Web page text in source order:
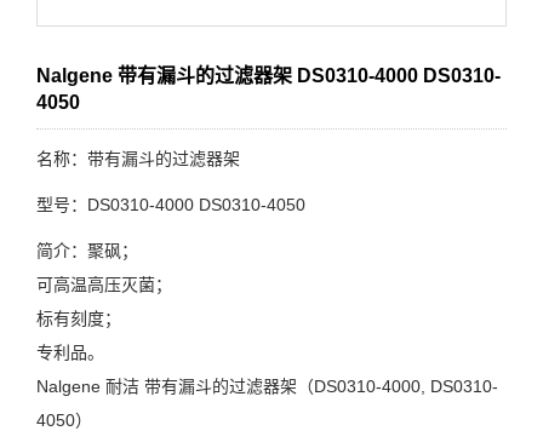
Nalgene 带有漏斗的过滤器架 DS0310-4000 DS0310-
4050
名称：带有漏斗的过滤器架
型号：DS0310-4000 DS0310-4050
简介：聚砜；
可高温高压灭菌；
标有刻度；
专利品。
Nalgene 耐洁 带有漏斗的过滤器架（DS0310-4000, DS0310-
4050）